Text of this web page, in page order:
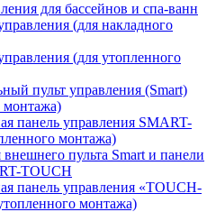
для бассейнов и спа-ванн
(для накладного
(для утопленного
пульт управления (Smart)
монтажа)
панель управления SMART-
монтажа)
пульта Smart и панели
TOUCH
панель управления «TOUCH-
монтажа)